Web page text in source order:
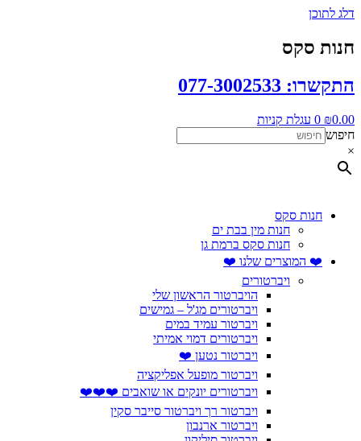
דלג לתוכן
חנות סקס
התקשרו: 077-3002533
₪0.00
0 עגלת קניות
חיפוש
×
חנות סקס
חנות מין בבת ים
חנות סקס ברמת גן
❤️ המוצרים שלנו ❤️
ויברטורים
הויברטור הראשון שלי
ויברטורים מג'ל – גמישים
ויברטור עמיד במים
ויברטורים דמוי אמיתי
ויברטור נטען ❤️
ויברטור מופעל אפליקציה
ויברטורים יונקים או שואבים ❤️❤️❤️
ויברטור רך ויברטור סייבר סקין
ויברטור ארנבון